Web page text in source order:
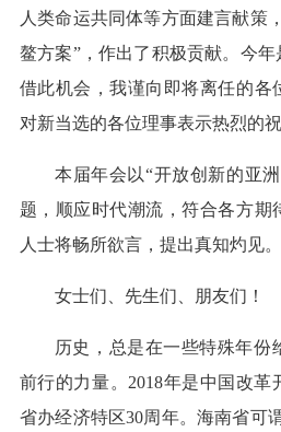
人类命运共同体等方面建言献策
鳌方案”，作出了积极贡献。今年
借此机会，我谨向即将离任的各
对新当选的各位理事表示热烈的祝
本届年会以“开放创新的亚
题，顺应时代潮流，符合各方期
人士将畅所欲言，提出真知灼见。
女士们、先生们、朋友们！
历史，总是在一些特殊年份
前行的力量。2018年是中国改革
省办经济特区30周年。海南省可